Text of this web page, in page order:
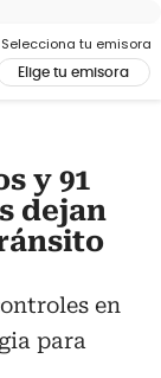
Selecciona tu emisora
Elige tu emisora
y 91
dejan
en
para